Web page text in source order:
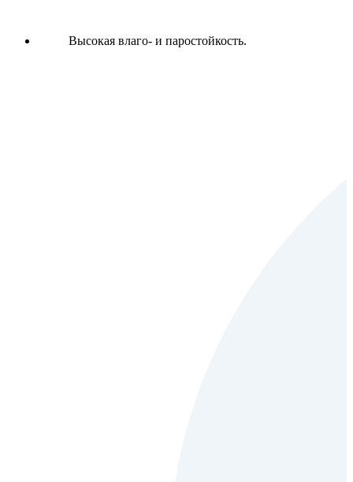
Высокая влаго- и паростойкость.